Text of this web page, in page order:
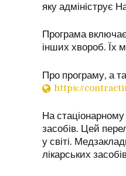
яку адмініструє
Програма включає
інших хвороб. Їх
Про програму, а
https://
На
засобів. Цей
у світі.
лікарських